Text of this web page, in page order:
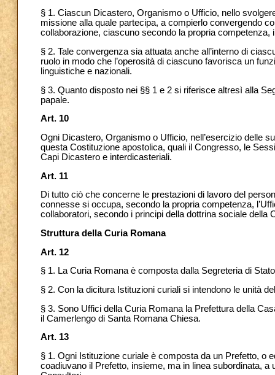
§ 1. Ciascun Dicastero, Organismo o Ufficio, nello
missione alla quale partecipa, a compierlo convergendo
collaborazione, ciascuno secondo la propria
§ 2. Tale convergenza sia attuata anche all’interno di
ruolo in modo che l’operosità di ciascuno favorisca un
linguistiche e nazionali.
§ 3. Quanto disposto nei §§ 1 e 2 si riferisce altresì alla
papale.
Art. 10
Ogni Dicastero, Organismo o Ufficio, nell’esercizio delle
questa Costituzione apostolica, quali il Congresso, le
Capi Dicastero e interdicasteriali.
Art. 11
Di tutto ciò che concerne le prestazioni di lavoro del
connesse si occupa, secondo la propria competenza,
collaboratori, secondo i principi della dottrina sociale della
Struttura della Curia Romana
Art. 12
§ 1. La Curia Romana è composta dalla Segreteria di
§ 2. Con la dicitura Istituzioni curiali si intendono le unità
§ 3. Sono Uffici della Curia Romana la Prefettura della
il Camerlengo di Santa Romana Chiesa.
Art. 13
§ 1. Ogni Istituzione curiale è composta da un Prefetto, o
coadiuvano il Prefetto, insieme, ma in linea subordinata,